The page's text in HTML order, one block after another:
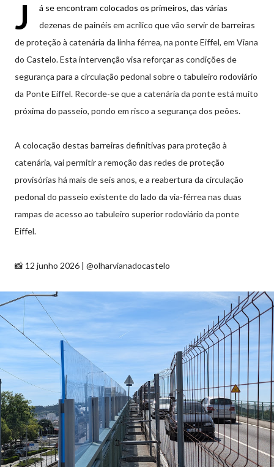
J
á se encontram colocados os primeiros, das várias
dezenas de painéis em acrílico que vão servir de barreiras
de proteção à catenária da linha férrea, na ponte Eiffel, em Viana
do Castelo. Esta intervenção visa reforçar as condições de
segurança para a circulação pedonal sobre o tabuleiro rodoviário
da Ponte Eiffel. Recorde-se que a catenária da ponte está muito
próxima do passeio, pondo em risco a segurança dos peões.
A colocação destas barreiras definitivas para proteção à
catenária, vai permitir a remoção das redes de proteção
provisórias há mais de seis anos, e a reabertura da circulação
pedonal do passeio existente do lado da via-férrea nas duas
rampas de acesso ao tabuleiro superior rodoviário da ponte
Eiffel.
📸 12 junho 2026 | @olharvianadocastelo